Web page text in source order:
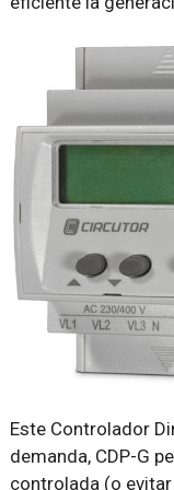
Este Controlador
demanda, CDP-G
controlada (o